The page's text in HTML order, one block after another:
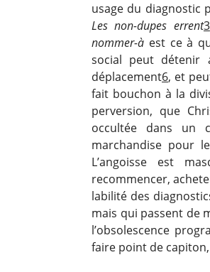
usage du diagnostic
Les non-dupes errent3
nommer-à est ce à
social peut détenir
déplacement6, et
fait bouchon à la
perversion, que
occultée dans un
marchandise pour
L’angoisse est
recommencer,
labilité des
mais qui passent de
l’obsolescence
faire point de